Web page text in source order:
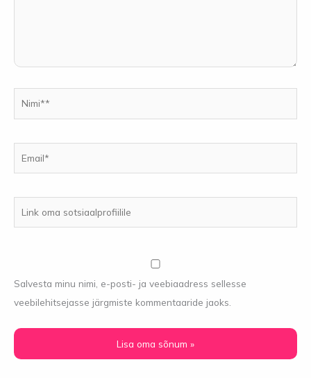
oma
Salvesta minu nimi, e-posti- ja veebiaadress sellesse
veebilehitsejasse järgmiste kommentaaride jaoks.